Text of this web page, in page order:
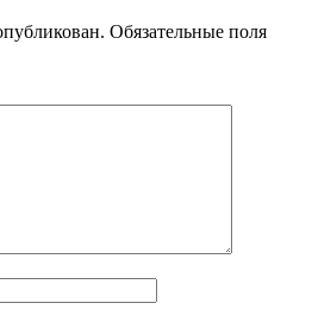
Обязательные поля